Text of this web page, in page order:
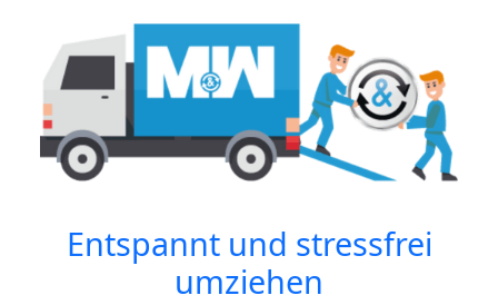
Entspannt und stressfrei
umziehen